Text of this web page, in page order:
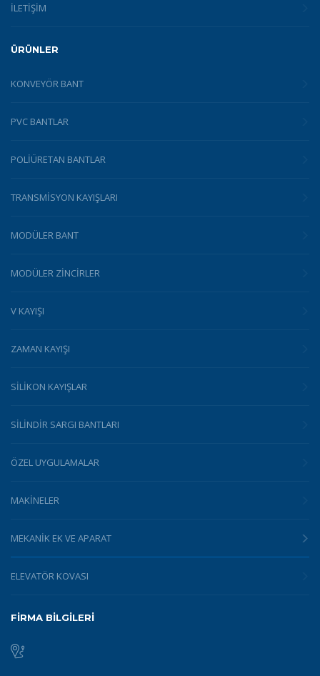
İLETİŞİM
ÜRÜNLER
KONVEYÖR BANT
PVC BANTLAR
POLIÜRETAN BANTLAR
TRANSMISYON KAYIŞLARI
MODÜLER BANT
MODÜLER ZINCIRLER
V KAYIŞI
ZAMAN KAYIŞI
SILIKON KAYIŞLAR
SILINDIR SARGI BANTLARI
ÖZEL UYGULAMALAR
MAKINELER
MEKANIK EK VE APARAT
ELEVATÖR KOVASI
FİRMA BİLGİLERİ